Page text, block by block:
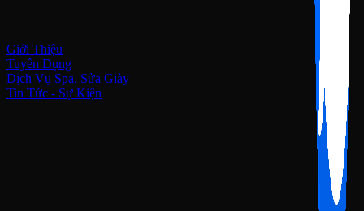
Giới Thiệu
Tuyển Dụng
Dịch Vụ Spa, Sửa Giày
Tin Tức - Sự Kiện